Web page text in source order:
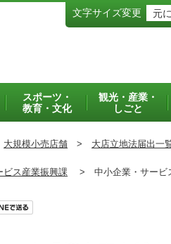
文字サイズ変更 元
スポーツ・
教育・文化
観光・産業・
しごと
大規模小売店舗 > 大店立地法届出一
ビス産業振興課 > 中小企業・サービ